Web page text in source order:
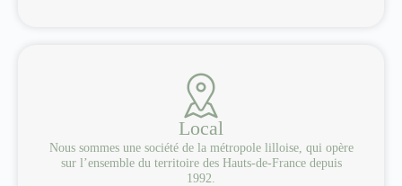
Local
Nous sommes une société de la métropole lilloise, qui opère
sur l’ensemble du territoire des Hauts-de-France depuis
1992.